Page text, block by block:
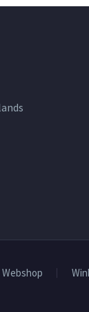
Webshop